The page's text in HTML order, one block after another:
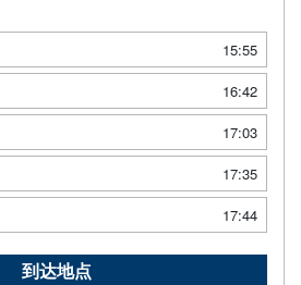
15:55
16:42
17:03
17:35
17:44
到达地点